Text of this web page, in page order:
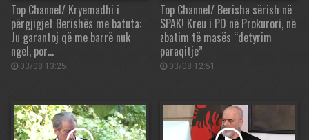
Top Channel/ Kryemadhi i
përgjigjet Berishës me batuta:
Ju garantoj që me barrë nuk
ngel, por…
03/08 13:25
Top Channel/ Berisha sërish në
SPAK! Kreu i PD në Prokurori, në
zbatim të masës “detyrim
paraqitje”
03/08 12:51